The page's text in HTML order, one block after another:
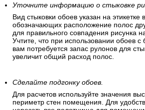
Уточните информацию о стыковке
Вид стыковки обоев указан на этикетке
обозначающих расположение полос
для правильного совпадения рисунка
Учтите, что при использовании обоев
вам потребуется запас рулонов для
увеличит общий расход полос.
Сделайте подгонку обоев.
Для расчетов используйте значения
периметр стен помещения. Для